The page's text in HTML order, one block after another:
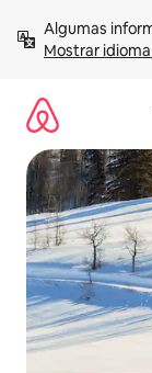
para
Mostrar